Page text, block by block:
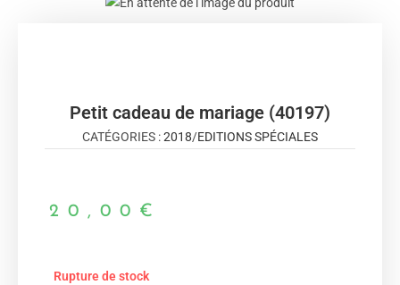
Petit cadeau de mariage (40197)
CATÉGORIES :2018/EDITIONS SPÉCIALES
20,00 €
Rupture de stock